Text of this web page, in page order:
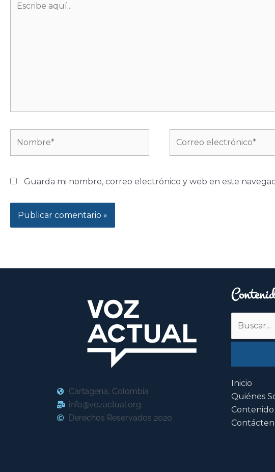
aquí...
electrónico*
Guarda mi nombre, correo electrónico y web en este
Cartagena, Colombia
info@vozactual.org
Derechos Reservados 2020
por:
Inicio
Quiénes
Contenido